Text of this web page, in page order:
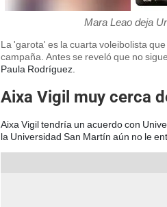
Mara Leao deja
La 'garota' es la cuarta voleibolista
campaña. Antes se reveló que no
Paula Rodríguez.
Aixa Vigil muy cerca
Aixa Vigil tendría un acuerdo con
la Universidad San Martín aún no le